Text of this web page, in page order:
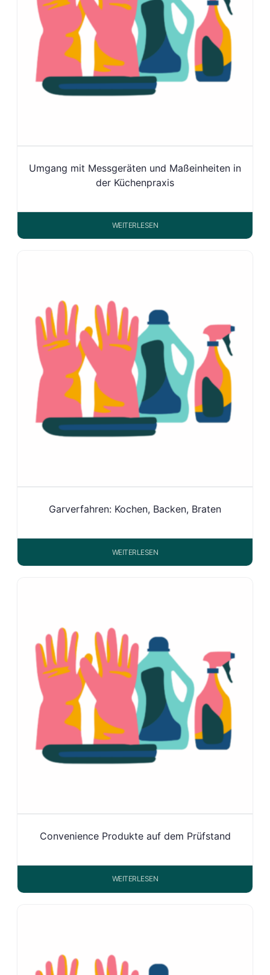
Umgang mit Messgeräten und Maßeinheiten in
der Küchenpraxis
WEITERLESEN
Garverfahren: Kochen, Backen, Braten
WEITERLESEN
Convenience Produkte auf dem Prüfstand
WEITERLESEN